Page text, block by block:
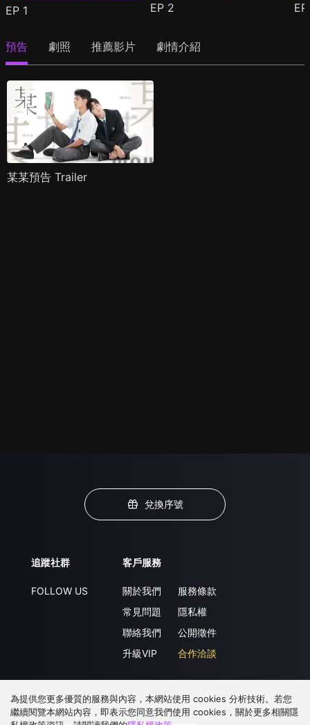
EP 1 EP 2
預告 劇照 推薦影片 劇情介紹
某某預告 Trailer
兌換序號
追蹤社群
FOLLOW US
客戶服務
關於我們
常見問題
聯絡我們
升級VIP
服務條款
隱私權
公開徵件
合作洽談
下載 APP
為提供您更多優質的服務與內容，本網站使用 cookies 分析技術。若您
繼續閱覽本網站內容，即表示您同意我們使用 cookies，關於更多相關隱